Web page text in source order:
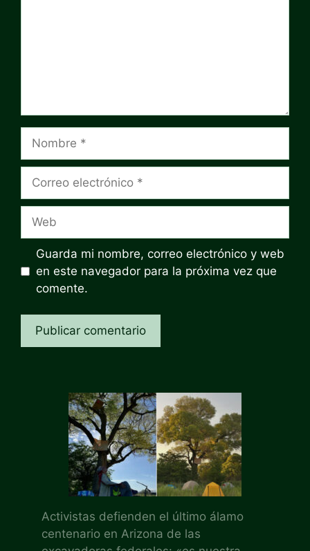
electrónico
Guarda mi nombre, correo electrónico y web
en este navegador para la próxima vez que
comente.
Activistas defienden el último álamo
centenario en Arizona de las